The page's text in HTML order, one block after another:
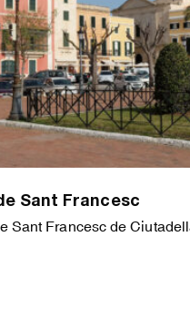
Sant Francesc
Sant Francesc de